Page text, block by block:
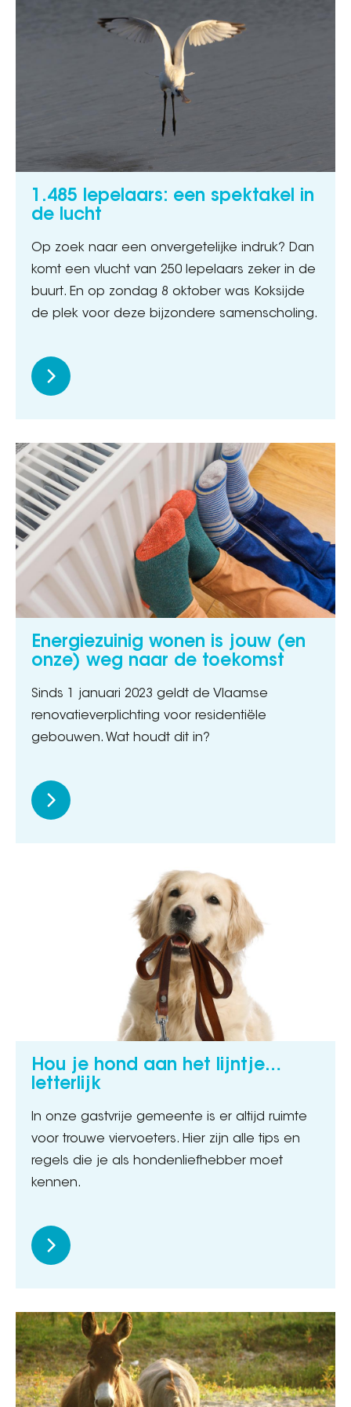
1.485 lepelaars: een spektakel in
de lucht
Op zoek naar een onvergetelijke indruk? Dan
komt een vlucht van 250 lepelaars zeker in de
buurt. En op zondag 8 oktober was Koksijde
de plek voor deze bijzondere samenscholing.
Energiezuinig wonen is jouw (en
onze) weg naar de toekomst
Sinds 1 januari 2023 geldt de Vlaamse
renovatieverplichting voor residentiële
gebouwen. Wat houdt dit in?
Hou je hond aan het lijntje…
letterlijk
In onze gastvrije gemeente is er altijd ruimte
voor trouwe viervoeters. Hier zijn alle tips en
regels die je als hondenliefhebber moet
kennen.